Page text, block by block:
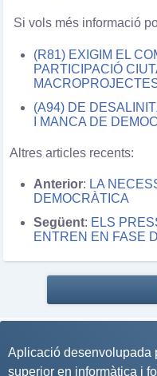
Si vols més informació
(R81) EXIGIM EL
PARTICIPACIÓ
(A94) DE
I MANCA DE
Altres articles recents:
Anterior: LA
DEMOCRÀTICA
Següent: ELS
ENTREN EN FASE
Aplicació desenvolupada
superior en informàtica i